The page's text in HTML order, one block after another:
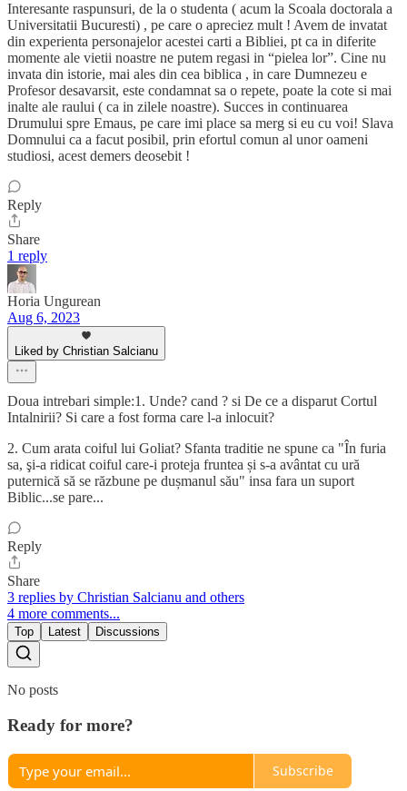
Interesante raspunsuri, de la o studenta ( acum la Scoala doctorala a
Universitatii Bucuresti) , pe care o apreciez mult ! Avem de invatat
din experienta personajelor acestei carti a Bibliei, pt ca in diferite
momente ale vietii noastre ne putem regasi in “pielea lor”. Cine nu
invata din istorie, mai ales din cea biblica , in care Dumnezeu e
Profesor desavarsit, este condamnat sa o repete, poate la cote si mai
inalte ale raului ( ca in zilele noastre). Succes in continuarea
Drumului spre Emaus, pe care imi place sa merg si eu cu voi! Slava
Domnului ca a facut posibil, prin efortul comun al unor oameni
studiosi, acest demers deosebit !
Reply
Share
1 reply
Horia Ungurean
Aug 6, 2023
Liked by Christian Salcianu
Doua intrebari simple:1. Unde? cand ? si De ce a disparut Cortul
Intalnirii? Si care a fost forma care l-a inlocuit?
2. Cum arata coiful lui Goliat? Sfanta traditie ne spune ca "În furia
sa, şi-a ridicat coiful care-i proteja fruntea și s-a avântat cu ură
puternică să se răzbune pe dușmanul său" insa fara un suport
Biblic...se pare...
Reply
Share
3 replies by Christian Salcianu and others
4 more comments...
Top Latest Discussions
No posts
Ready for more?
Subscribe